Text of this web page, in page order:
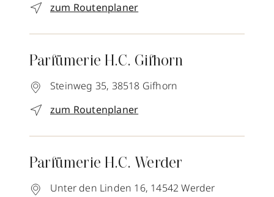
zum Routenplaner
Parfümerie H.C. Gifhorn
Steinweg 35, 38518 Gifhorn
zum Routenplaner
Parfümerie H.C. Werder
Unter den Linden 16, 14542 Werder